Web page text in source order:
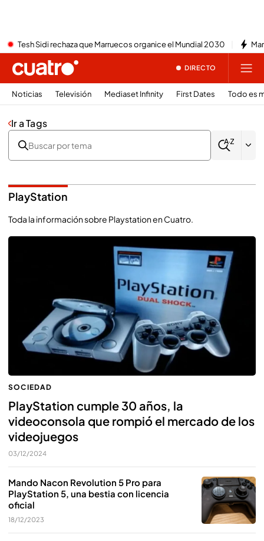
Tesh Sidi rechaza que Marruecos organice el Mundial 2030
DIRECTO
Noticias Televisión Mediaset Infinity First Dates Todo es
Ir a Tags
PlayStation
Toda la información sobre Playstation en Cuatro.
SOCIEDAD
PlayStation cumple 30 años, la
videoconsola que rompió el mercado de los
videojuegos
03/12/2024
Mando Nacon Revolution 5 Pro para
PlayStation 5, una bestia con licencia
oficial
18/12/2023